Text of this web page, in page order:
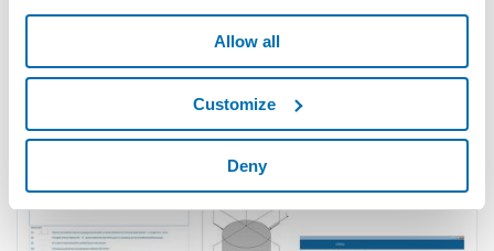
Allow all
Customize
Deny
MIDA™ ARMS - Taktile Werkzeugeinstellung